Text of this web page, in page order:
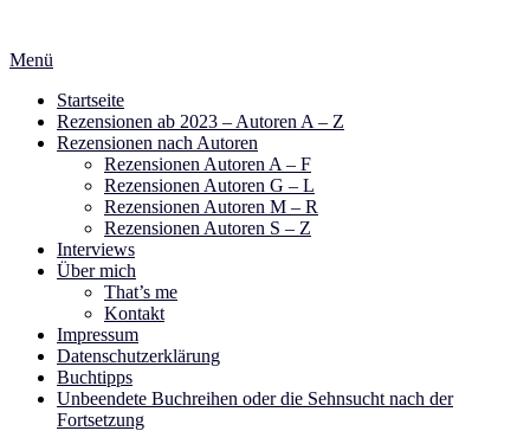
springen
Menü
Startseite
Rezensionen ab 2023 – Autoren A – Z
Rezensionen nach Autoren
Rezensionen Autoren A – F
Rezensionen Autoren G – L
Rezensionen Autoren M – R
Rezensionen Autoren S – Z
Interviews
Über mich
That’s me
Kontakt
Impressum
Datenschutzerklärung
Buchtipps
Unbeendete Buchreihen oder die Sehnsucht nach der
Fortsetzung